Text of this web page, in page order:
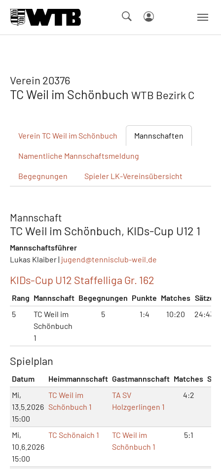
Verein 20376
TC Weil im Schönbuch WTB Bezirk C
Verein TC Weil im Schönbuch Mannschaften
Namentliche Mannschaftsmeldung
Begegnungen Spieler LK-Vereinsübersicht
Mannschaft
TC Weil im Schönbuch, KIDs-Cup U12 1
Mannschaftsführer
Lukas Klaiber | jugend@tennisclub-weil.de
KIDs-Cup U12 Staffelliga Gr. 162
Rang Mannschaft Begegnungen Punkte Matches Sätze
5
TC Weil im
Schönbuch
1
5 1:4 10:20 24:43
Spielplan
Datum Heimmannschaft Gastmannschaft Matches
Mi,
13.5.2026
15:00
TC Weil im
Schönbuch 1
TA SV
Holzgerlingen 1
4:2
Mi,
10.6.2026
15:00
TC Schönaich 1
TC Weil im
Schönbuch 1
5:1